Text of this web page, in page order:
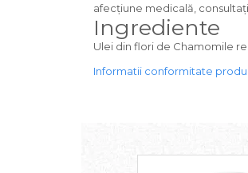
afecţiune medicală,
Ingrediente
Ulei din flori de Chamomile
Informatii conformitate